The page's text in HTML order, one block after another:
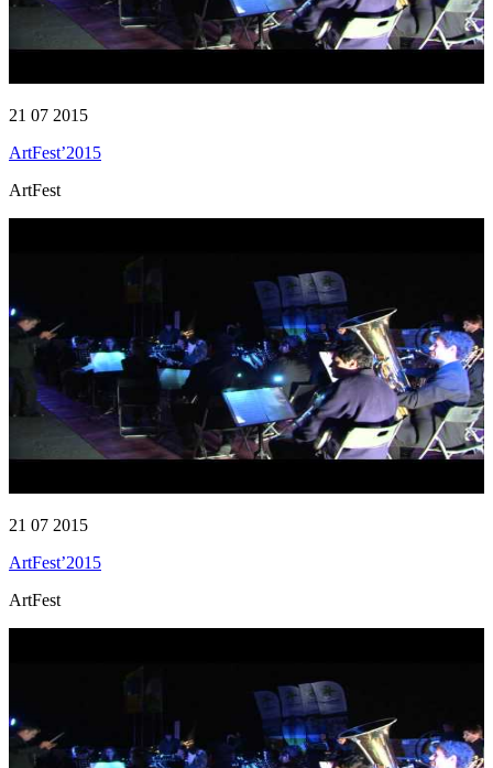
21 07 2015
ArtFest’2015
ArtFest
21 07 2015
ArtFest’2015
ArtFest